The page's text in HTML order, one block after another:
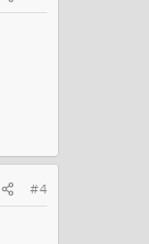
#4